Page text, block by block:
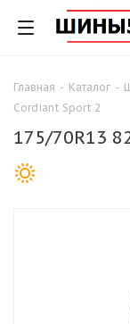
Главная - Каталог -
Cordiant Sport 2
175/70R13